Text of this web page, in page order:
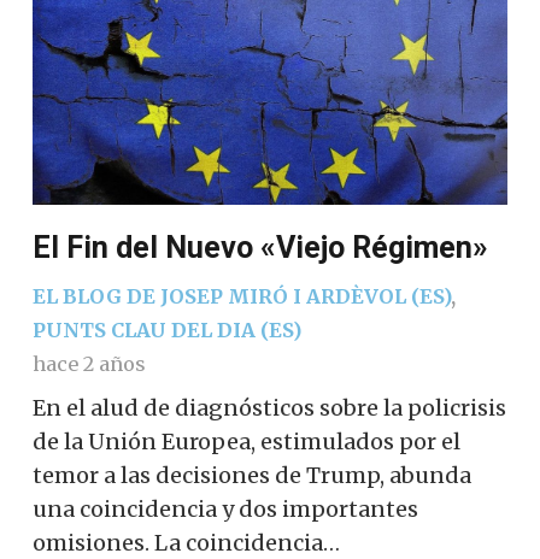
El Fin del Nuevo «Viejo Régimen»
EL BLOG DE JOSEP MIRÓ I ARDÈVOL (ES),
PUNTS CLAU DEL DIA (ES)
hace 2 años
En el alud de diagnósticos sobre la policrisis
de la Unión Europea, estimulados por el
temor a las decisiones de Trump, abunda
una coincidencia y dos importantes
omisiones. La coincidencia…